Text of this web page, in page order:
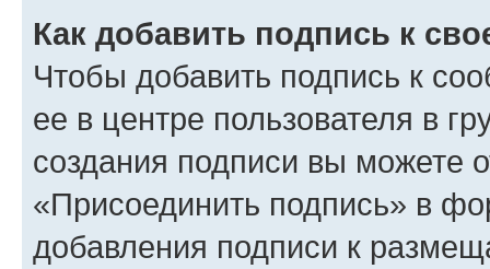
Как добавить подпись к
Чтобы добавить подпись к
ее в центре пользователя в
создания подписи вы можете
«Присоединить подпись» в
добавления подписи к